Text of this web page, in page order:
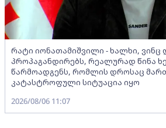
რატი იონათამიშვილი - ხალხი, ვინც
პროპაგანდირებს, რეალურად წინა
წარმოადგენს, რომლის დროსაც
კატასტროფული სიტუაცია იყო
2026/08/06 11:07